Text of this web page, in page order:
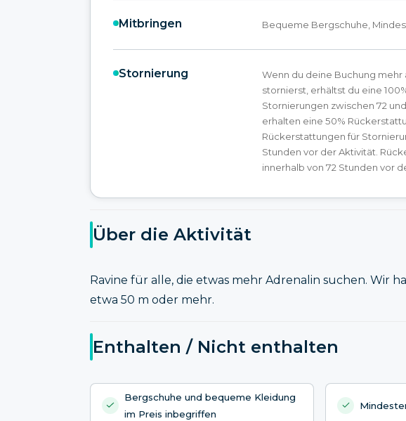
Mitbringen Bequeme Bergschuhe,
Stornierung
Wenn du deine Buchung mehr
stornierst, erhältst du eine
Stornierungen zwischen 72
erhalten eine 50%
Rückerstattungen für
Stunden vor der Aktivität.
innerhalb von 72 Stunden vor
Über die Aktivität
Ravine für alle, die etwas mehr Adrenalin suchen. Wir
etwa 50 m oder mehr.
Enthalten / Nicht enthalten
Bergschuhe und bequeme Kleidung
im Preis inbegriffen